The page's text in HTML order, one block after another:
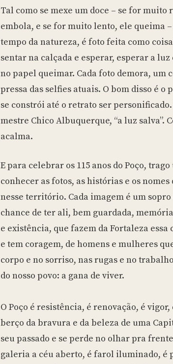
Tal como se mexe um doce – se for muito
embola, e se for muito lento, ele queima –
tempo da natureza, é foto feita como
sentar na calçada e esperar, esperar a
no papel queimar. Cada foto demora, um
pressa das selfies atuais. O bom disso é o
se constrói até o retrato ser personificado.
mestre Chico Albuquerque, “a luz salva”.
acalma.
E para celebrar os 115 anos do Poço,
conhecer as fotos, as histórias e os nomes
nesse território. Cada imagem é um
chance de ter ali, bem guardada,
e existência, que fazem da Fortaleza
e tem coragem, de homens e mulheres
corpo e no sorriso, nas rugas e no
do nosso povo: a gana de viver.
O Poço é resistência, é renovação, é vigor,
berço da bravura e da beleza de uma
seu passado e se perde no olhar pra
galeria a céu aberto, é farol iluminado, é